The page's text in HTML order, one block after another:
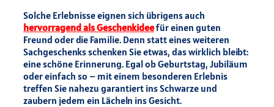
Solche Erlebnisse eignen sich übrigens auch
hervorragend als Geschenkideefür einen guten
Freund oder die Familie. Denn statt eines weiteren
Sachgeschenks schenken Sie etwas, das wirklich bleibt:
eine schöne Erinnerung. Egal ob Geburtstag, Jubiläum
oder einfach so – mit einem besonderen Erlebnis
treffen Sie nahezu garantiert ins Schwarze und
zaubern jedem ein Lächeln ins Gesicht.